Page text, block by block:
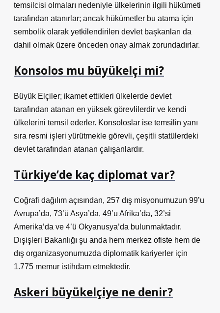
temsilcisi olmaları nedeniyle ülkelerinin ilgili hükümeti
tarafından atanırlar; ancak hükümetler bu atama için
sembolik olarak yetkilendirilen devlet başkanları da
dahil olmak üzere önceden onay almak zorundadırlar.
Konsolos mu büyükelçi mi?
Büyük Elçiler; ikamet ettikleri ülkelerde devlet
tarafından atanan en yüksek görevlilerdir ve kendi
ülkelerini temsil ederler. Konsoloslar ise temsilin yanı
sıra resmi işleri yürütmekle görevli, çeşitli statülerdeki
devlet tarafından atanan çalışanlardır.
Türkiye’de kaç diplomat var?
Coğrafi dağılım açısından, 257 dış misyonumuzun 99’u
Avrupa’da, 73’ü Asya’da, 49’u Afrika’da, 32’si
Amerika’da ve 4’ü Okyanusya’da bulunmaktadır.
Dışişleri Bakanlığı şu anda hem merkez ofiste hem de
dış organizasyonumuzda diplomatik kariyerler için
1.775 memur istihdam etmektedir.
Askeri büyükelçiye ne denir?